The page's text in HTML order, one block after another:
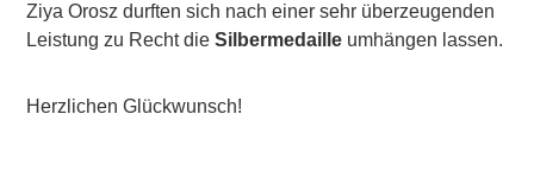
Ziya Orosz durften sich nach einer sehr überzeugenden
Leistung zu Recht dieSilbermedaille umhängen lassen.
Herzlichen Glückwunsch!